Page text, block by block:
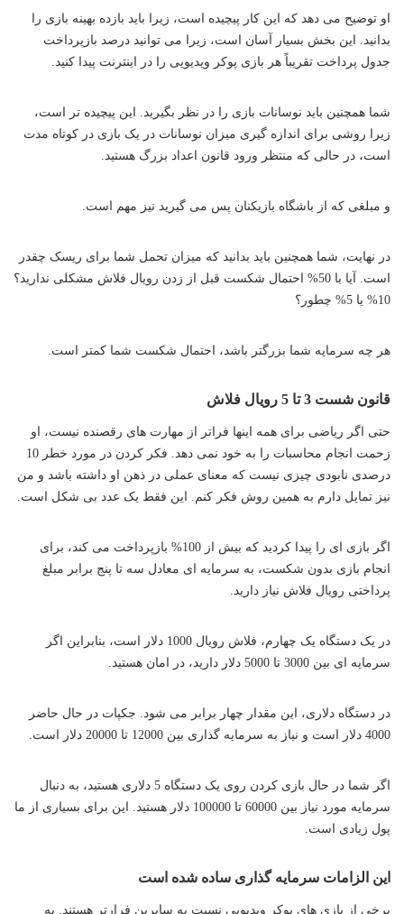
او توضیح می دهد که این کار پیچیده است، زیرا باید بازده بهینه بازی را
بدانید. این بخش بسیار آسان است، زیرا می توانید درصد بازپرداخت
جدول پرداخت تقریباً هر بازی پوکر ویدیویی را در اینترنت پیدا کنید.
شما همچنین باید نوسانات بازی را در نظر بگیرید. این پیچیده تر است،
زیرا روشی برای اندازه گیری میزان نوسانات در یک بازی در کوتاه مدت
است، در حالی که منتظر ورود قانون اعداد بزرگ هستید.
و مبلغی که از باشگاه بازیکنان پس می گیرید نیز مهم است.
در نهایت، شما همچنین باید بدانید که میزان تحمل شما برای ریسک چقدر
است. آیا با 50% احتمال شکست قبل از زدن رویال فلاش مشکلی ندارید؟
10% یا 5% چطور؟
هر چه سرمایه شما بزرگتر باشد، احتمال شکست شما کمتر است.
قانون شست 3 تا 5 رویال فلاش
حتی اگر ریاضی برای همه اینها فراتر از مهارت های رقصنده نیست، او
زحمت انجام محاسبات را به خود نمی دهد. فکر کردن در مورد خطر 10
درصدی نابودی چیزی نیست که معنای عملی در ذهن او داشته باشد و من
نیز تمایل دارم به همین روش فکر کنم. این فقط یک عدد بی شکل است.
اگر بازی ای را پیدا کردید که بیش از 100% بازپرداخت می کند، برای
انجام بازی بدون شکست، به سرمایه ای معادل سه تا پنج برابر مبلغ
پرداختی رویال فلاش نیاز دارید.
در یک دستگاه یک چهارم، فلاش رویال 1000 دلار است، بنابراین اگر
سرمایه ای بین 3000 تا 5000 دلار دارید، در امان هستید.
در دستگاه دلاری، این مقدار چهار برابر می شود. جکپات در حال حاضر
4000 دلار است و نیاز به سرمایه گذاری بین 12000 تا 20000 دلار است.
اگر شما در حال بازی کردن روی یک دستگاه 5 دلاری هستید، به دنبال
سرمایه مورد نیاز بین 60000 تا 100000 دلار هستید. این برای بسیاری از ما
پول زیادی است.
این الزامات سرمایه گذاری ساده شده است
برخی از بازی های پوکر ویدیویی نسبت به سایرین فرارتر هستند. به